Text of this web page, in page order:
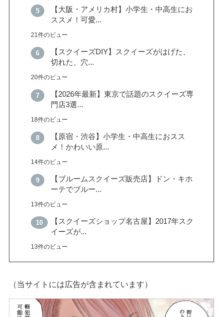
【大阪・アメリカ村】小学生・中高生にお
ススメ！可愛...
21件のビュー
【スクイーズDIY】スクイーズがはげた、
切れた、穴...
20件のビュー
【2026年最新】東京で話題のスクイーズ専
門店3選...
18件のビュー
【原宿・渋谷】小学生・中高生におスス
メ！かわいい原...
14件のビュー
【ブルームスクイーズ販売店】ドン・キホ
ーテでブルー...
13件のビュー
【スクイーズショップ名古屋】2017年スク
イーズが...
13件のビュー
（当サイトには広告が含まれています）